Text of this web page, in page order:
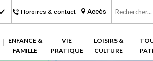
Horaires & contact Accès
ENFANCE &
FAMILLE
VIE
PRATIQUE
LOISIRS &
CULTURE